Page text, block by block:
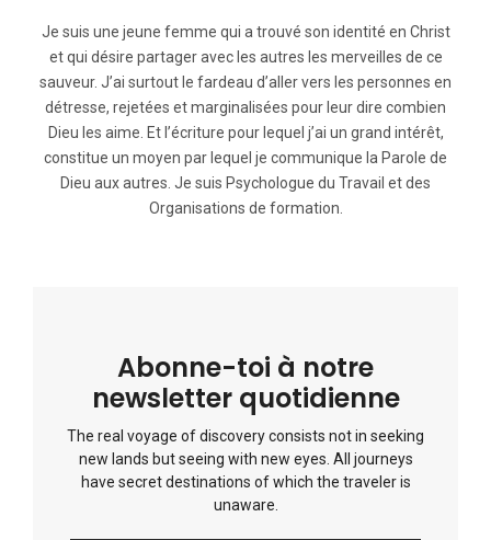
Je suis une jeune femme qui a trouvé son identité en Christ
et qui désire partager avec les autres les merveilles de ce
sauveur. J’ai surtout le fardeau d’aller vers les personnes en
détresse, rejetées et marginalisées pour leur dire combien
Dieu les aime. Et l’écriture pour lequel j’ai un grand intérêt,
constitue un moyen par lequel je communique la Parole de
Dieu aux autres. Je suis Psychologue du Travail et des
Organisations de formation.
Abonne-toi à notre
newsletter quotidienne
The real voyage of discovery consists not in seeking
new lands but seeing with new eyes. All journeys
have secret destinations of which the traveler is
unaware.